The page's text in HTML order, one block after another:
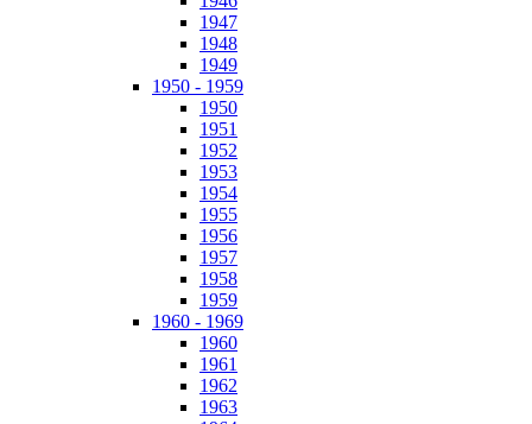
1947
1948
1949
1950 - 1959
1950
1951
1952
1953
1954
1955
1956
1957
1958
1959
1960 - 1969
1960
1961
1962
1963